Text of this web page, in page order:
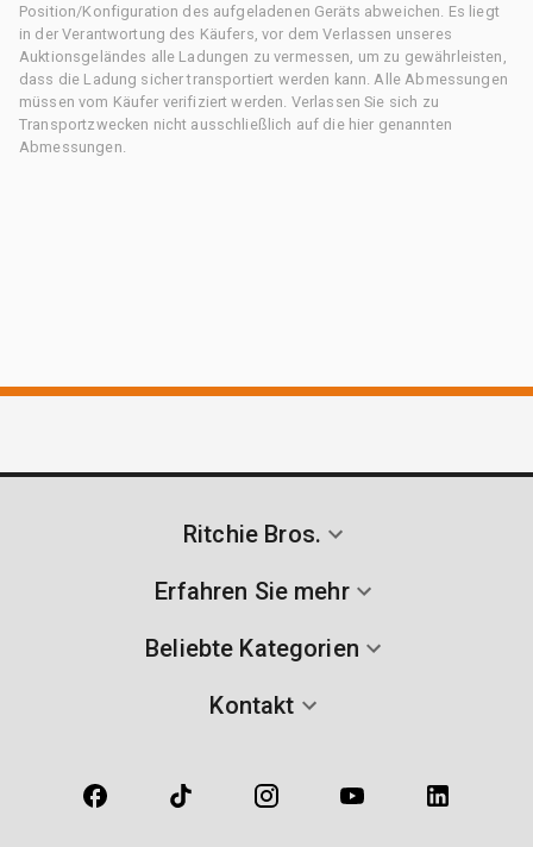
Position/Konfiguration des aufgeladenen Geräts abweichen. Es liegt
in der Verantwortung des Käufers, vor dem Verlassen unseres
Auktionsgeländes alle Ladungen zu vermessen, um zu gewährleisten,
dass die Ladung sicher transportiert werden kann. Alle Abmessungen
müssen vom Käufer verifiziert werden. Verlassen Sie sich zu
Transportzwecken nicht ausschließlich auf die hier genannten
Abmessungen.
Ritchie Bros.
Erfahren Sie mehr
Beliebte Kategorien
Kontakt